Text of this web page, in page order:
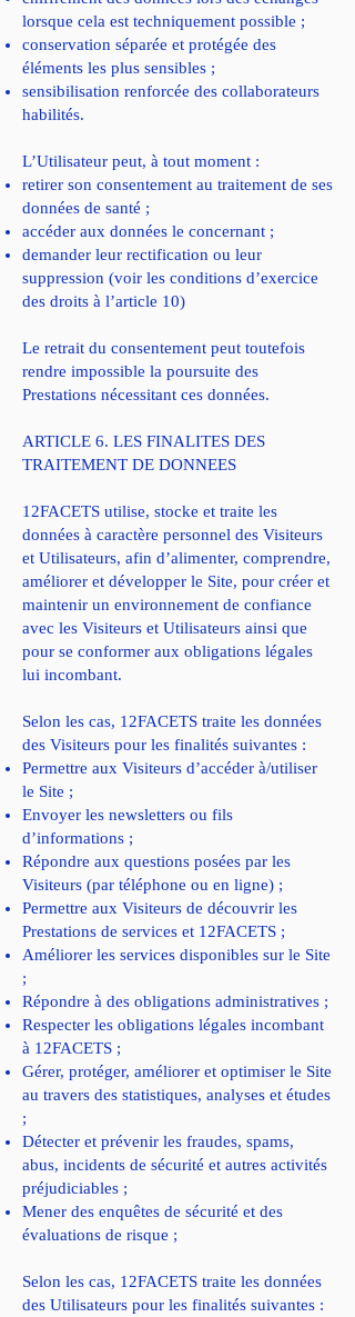
lorsque cela est techniquement possible ;
conservation séparée et protégée des
éléments les plus sensibles ;
sensibilisation renforcée des collaborateurs
habilités.
L’Utilisateur peut, à tout moment :
retirer son consentement au traitement de ses
données de santé ;
accéder aux données le concernant ;
demander leur rectification ou leur
suppression (voir les conditions d’exercice
des droits à l’article 10)
Le retrait du consentement peut toutefois
rendre impossible la poursuite des
Prestations nécessitant ces données.
ARTICLE 6. LES FINALITES DES
TRAITEMENT DE DONNEES
12FACETS utilise, stocke et traite les
données à caractère personnel des Visiteurs
et Utilisateurs, afin d’alimenter, comprendre,
améliorer et développer le Site, pour créer et
maintenir un environnement de confiance
avec les Visiteurs et Utilisateurs ainsi que
pour se conformer aux obligations légales
lui incombant.
Selon les cas, 12FACETS traite les données
des Visiteurs pour les finalités suivantes :
Permettre aux Visiteurs d’accéder à/utiliser
le Site ;
Envoyer les newsletters ou fils
d’informations ;
Répondre aux questions posées par les
Visiteurs (par téléphone ou en ligne) ;
Permettre aux Visiteurs de découvrir les
Prestations de services et 12FACETS ;
Améliorer les services disponibles sur le Site
;
Répondre à des obligations administratives ;
Respecter les obligations légales incombant
à 12FACETS ;
Gérer, protéger, améliorer et optimiser le Site
au travers des statistiques, analyses et études
;
Détecter et prévenir les fraudes, spams,
abus, incidents de sécurité et autres activités
préjudiciables ;
Mener des enquêtes de sécurité et des
évaluations de risque ;
Selon les cas, 12FACETS traite les données
des Utilisateurs pour les finalités suivantes :